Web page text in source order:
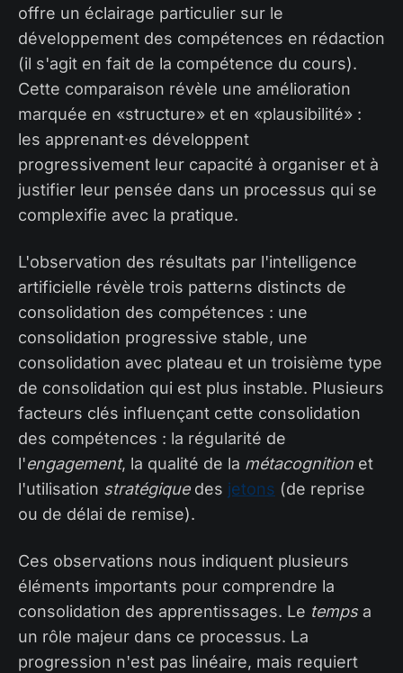
offre un éclairage particulier sur le
développement des compétences en rédaction
(il s'agit en fait de la compétence du cours).
Cette comparaison révèle une amélioration
marquée en «structure» et en «plausibilité» :
les apprenant·es développent
progressivement leur capacité à organiser et à
justifier leur pensée dans un processus qui se
complexifie avec la pratique.
L'observation des résultats par l'intelligence
artificielle révèle trois patterns distincts de
consolidation des compétences : une
consolidation progressive stable, une
consolidation avec plateau et un troisième type
de consolidation qui est plus instable. Plusieurs
facteurs clés influençant cette consolidation
des compétences : la régularité de
l'engagement, la qualité de la métacognition et
l'utilisation stratégiquedes jetons (de reprise
ou de délai de remise).
Ces observations nous indiquent plusieurs
éléments importants pour comprendre la
consolidation des apprentissages. Le temps a
un rôle majeur dans ce processus. La
progression n'est pas linéaire, mais requiert